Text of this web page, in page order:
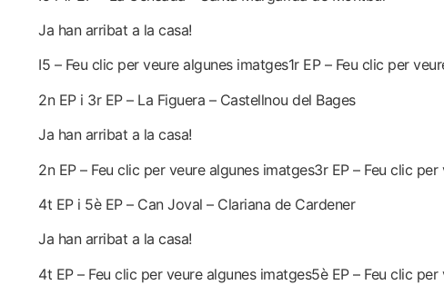
Ja han arribat a la casa!
I5 – Feu clic per veure algunes imatges1r EP – Feu clic per
2n EP i 3r EP – La Figuera – Castellnou del Bages
Ja han arribat a la casa!
2n EP – Feu clic per veure algunes imatges3r EP – Feu clic
4t EP i 5è EP – Can Joval – Clariana de Cardener
Ja han arribat a la casa!
4t EP – Feu clic per veure algunes imatges5è EP – Feu clic